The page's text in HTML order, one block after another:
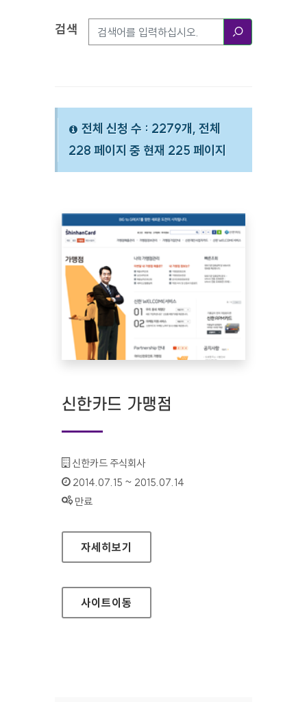
검색옵션
검색
전체 신청 수 : 2279개, 전체
228 페이지 중 현재 225 페이지
신한카드 가맹점
기관명 :
신한카드 주식회사
인증기간 :
2014.07.15 ~ 2015.07.14
상태 :
만료
신한카드 가맹점
자세히보기
사이트이동